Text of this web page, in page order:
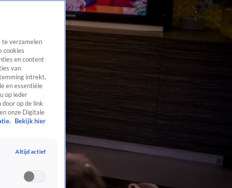
te verzamelen
cookies
en content
van
intrekt,
en essentiële
op ieder
op de link
onze Digitale
Bekijk hier
Altijd actief